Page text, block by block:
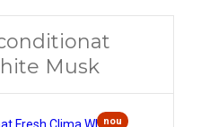
Musk
nou